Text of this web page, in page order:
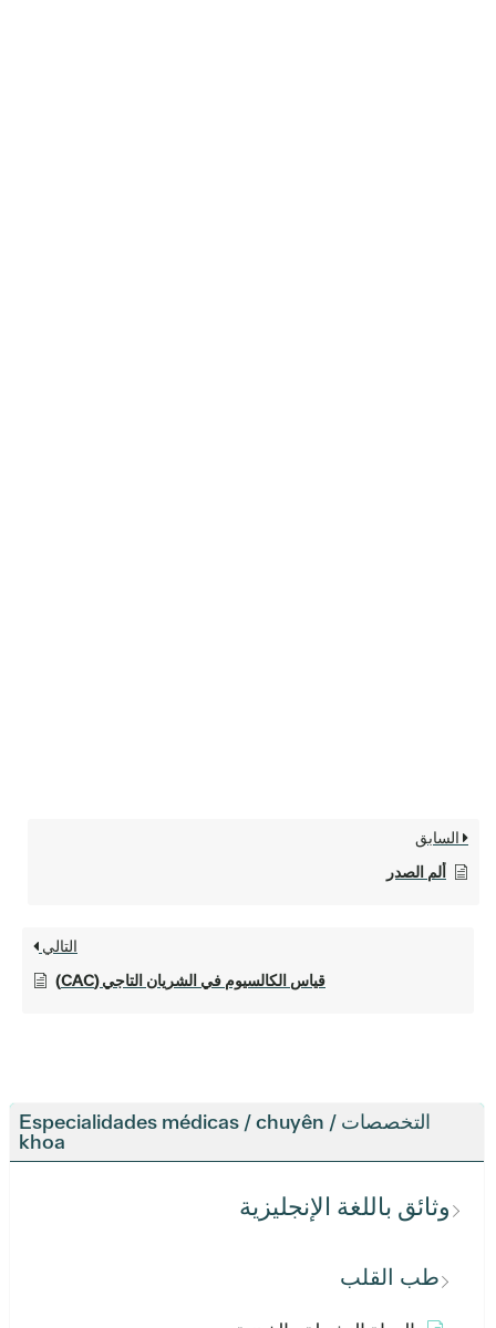
التخصصات / Especialidades médicas / chuyên
khoa
وثائق باللغة الإنجليزية
طب القلب
السابق
ألم الصدر
التالي
قياس الكالسيوم في الشريان التاجي (CAC)